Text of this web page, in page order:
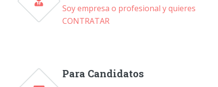
Soy empresa o profesional y quieres
CONTRATAR
Para Candidatos